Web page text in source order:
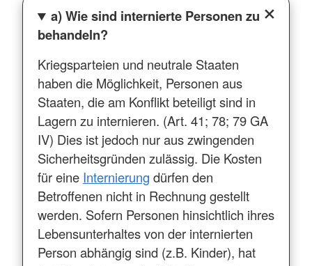
a) Wie sind internierte Personen zu
behandeln?
Kriegsparteien und neutrale Staaten
haben die Möglichkeit, Personen aus
Staaten, die am Konflikt beteiligt sind in
Lagern zu internieren. (Art. 41; 78; 79 GA
IV) Dies ist jedoch nur aus zwingenden
Sicherheitsgründen zulässig. Die Kosten
für eine Internierung dürfen den
Betroffenen nicht in Rechnung gestellt
werden. Sofern Personen hinsichtlich ihres
Lebensunterhaltes von der internierten
Person abhängig sind (z.B. Kinder), hat